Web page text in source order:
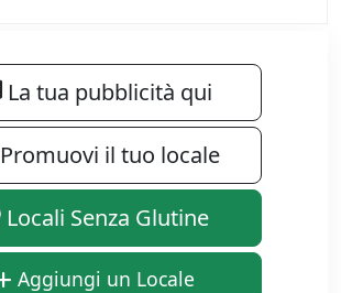
La tua pubblicità qui
Promuovi il tuo locale
Locali Senza Glutine
Aggiungi un Locale